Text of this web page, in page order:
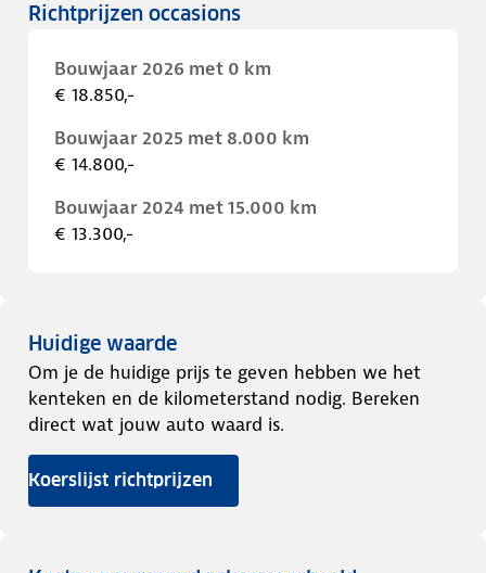
Richtprijzen occasions
Bouwjaar 2026 met 0 km
€ 18.850,-
Bouwjaar 2025 met 8.000 km
€ 14.800,-
Bouwjaar 2024 met 15.000 km
€ 13.300,-
Huidige waarde
Om je de huidige prijs te geven hebben we het
kenteken en de kilometerstand nodig. Bereken
direct wat jouw auto waard is.
Koerslijst richtprijzen